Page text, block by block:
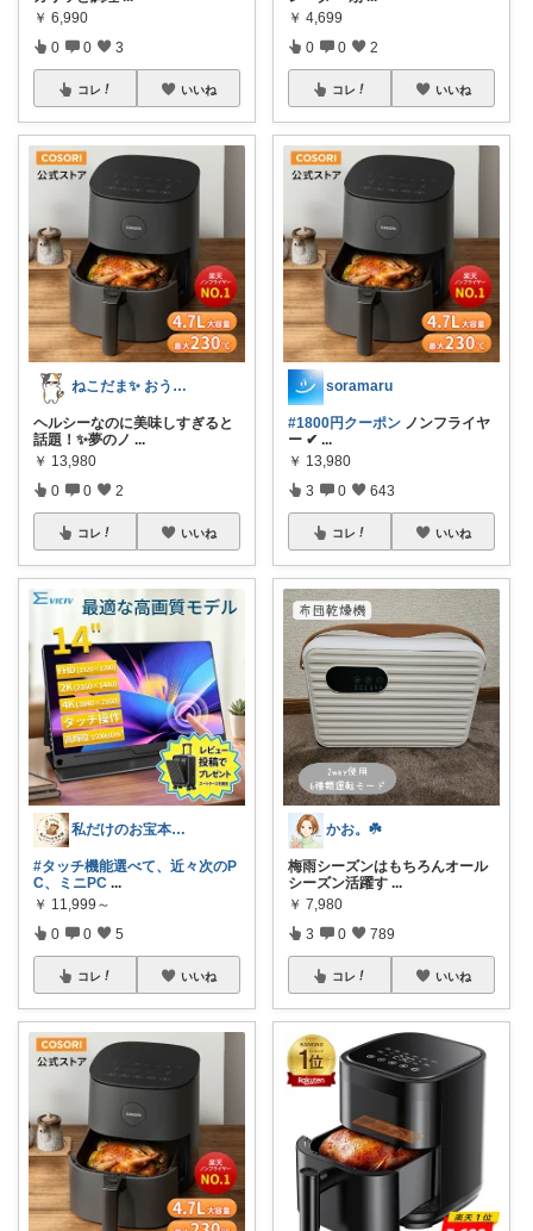
￥ 6,990
0 0 3
コレ いいね
ねこだま✨ おうち時間充実ROOM🐾
ヘルシーなのに美味しすぎると
話題！✨夢のノ ...
￥ 13,980
0 0 2
コレ いいね
私だけのお宝本舗🍀経由購入いつも感謝！
#タッチ機能選べて、近々次のP
C、ミニPC ...
￥ 11,999～
0 0 5
コレ いいね
￥ 4,699
0 0 2
コレ いいね
soramaru
#1800円クーポン ノンフライヤ
ー ✔ ...
￥ 13,980
3 0 643
コレ いいね
かお。☘️
梅雨シーズンはもちろんオール
シーズン活躍す ...
￥ 7,980
3 0 789
コレ いいね